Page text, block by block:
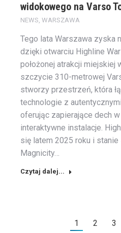
widokowego na Varso
NEWS, WARSZAWA
Tego lata Warszawa zyska
dzięki otwarciu Highline
położonej atrakcji miejskiej
szczycie 310-metrowej
stworzy przestrzeń, która
technologie z
oferując zapierające dech
interaktywne instalacje.
się latem 2025 roku i
Magnicity…
Czytaj dalej...
1 2 3